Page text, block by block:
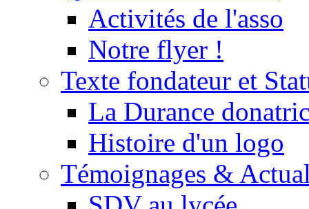
Activités de l'asso
Notre flyer !
Texte fondateur et
La Durance
Histoire d'un logo
Témoignages &